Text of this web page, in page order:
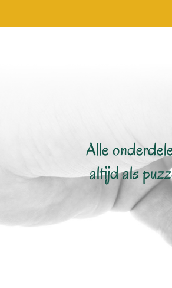
Alle
altijd als